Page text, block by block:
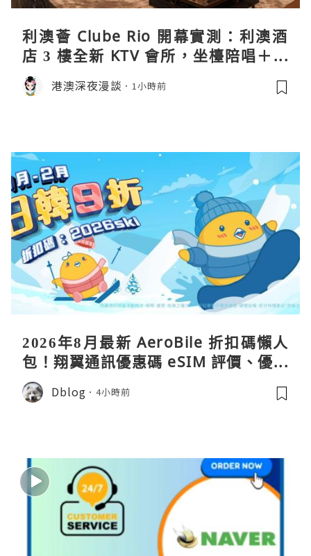
利澳薈 Clube Rio 開幕實測：利澳酒
店 3 樓全新 KTV 會所，坐檯陪唱＋水
療套票一次過睇
港澳深夜漫談 1小時前
2026年8月最新 AeroBile 折扣碼懶人
包！翔翼通訊優惠碼 eSIM 評價、優缺
點、蝴蝶wifi機教學完整整理
Dblog 4小時前